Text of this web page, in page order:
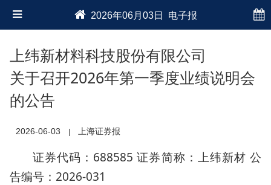
2026年06月03日 电子报
上纬新材料科技股份有限公司
关于召开2026年第一季度业绩说明会
的公告
2026-06-03 上海证券报
证券代码：688585 证券简称：上纬新材 公
告编号：2026-031